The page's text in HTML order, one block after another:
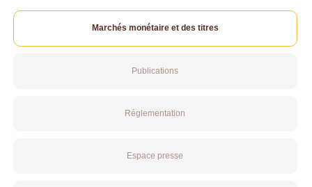
Marchés monétaire et des titres
Publications
Réglementation
Espace presse